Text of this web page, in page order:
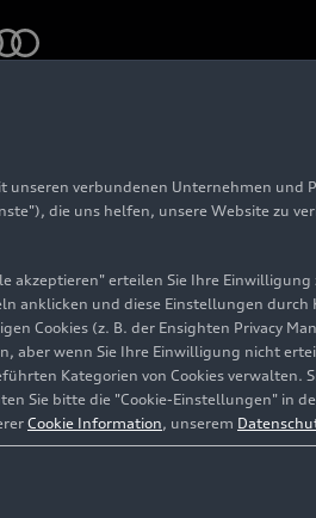
verbundenen Unternehmen und
die uns helfen, unsere Website zu
erteilen Sie Ihre
anklicken und diese Einstellungen
Cookies (z. B. der Ensighten Privacy
aber wenn Sie Ihre Einwilligung nicht
Kategorien von Cookies verwalten.
Sie bitte die "Cookie-Einstellungen" in
Cookie Information, unserem